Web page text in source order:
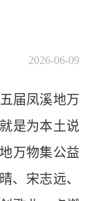
2026-06-09
届凤溪地万
是为本土说
万物集公益
、宋志远、